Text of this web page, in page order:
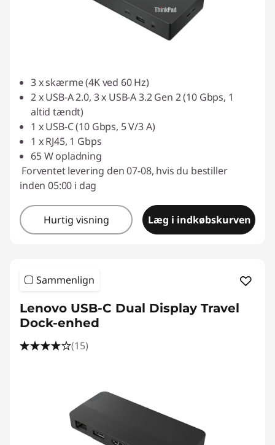
3 x skærme (4K ved 60 Hz)
2 x USB-A 2.0, 3 x USB-A 3.2 Gen 2 (10 Gbps, 1
altid tændt)
1 x USB-C (10 Gbps, 5 V/3 A)
1 x RJ45, 1 Gbps
65 W opladning
Forventet levering den 07-08, hvis du bestiller
inden 05:00 i dag
Hurtig visning Læg i indkøbskurven
Sammenlign
Lenovo USB-C Dual Display Travel
Dock-enhed
(15)